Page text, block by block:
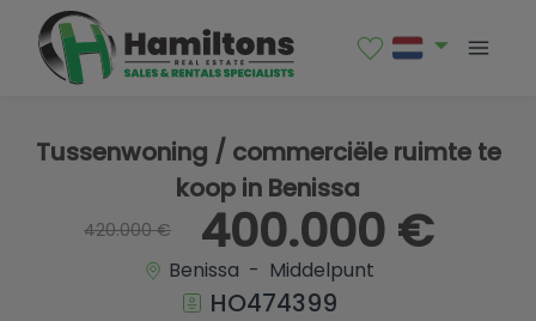
Tussenwoning / commerciële ruimte te
koop in Benissa
420.000 € 400.000 €
Benissa - Middelpunt
HO474399
1 / 28